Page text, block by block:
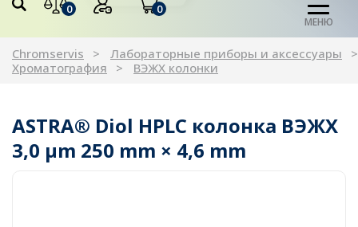
0 0
МЕНЮ
Chromservis
Лабораторные приборы и аксессуары
Хроматография
ВЭЖХ колонки
ASTRA® Diol HPLC колонка ВЭЖХ
3,0 µm 250 mm × 4,6 mm